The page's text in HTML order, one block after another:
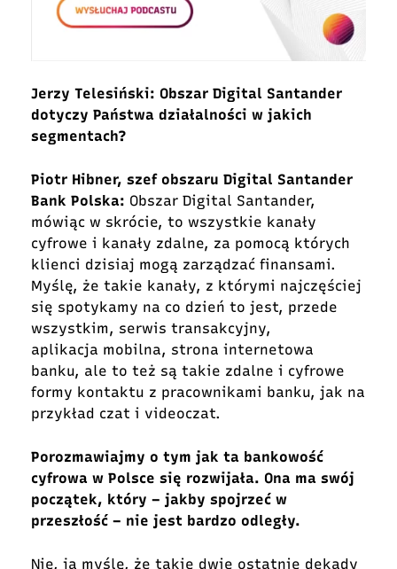
Jerzy Telesiński: Obszar Digital Santander
dotyczy Państwa działalności w jakich
segmentach?
Piotr Hibner, szef obszaru Digital Santander
Bank Polska: Obszar Digital Santander,
mówiąc w skrócie, to wszystkie kanały
cyfrowe i kanały zdalne, za pomocą których
klienci dzisiaj mogą zarządzać finansami.
Myślę, że takie kanały, z którymi najczęściej
się spotykamy na co dzień to jest, przede
wszystkim, serwis transakcyjny,
aplikacja mobilna, strona internetowa
banku, ale to też są takie zdalne i cyfrowe
formy kontaktu z pracownikami banku, jak na
przykład czat i videoczat.
Porozmawiajmy o tym jak ta bankowość
cyfrowa w Polsce się rozwijała. Ona ma swój
początek, który – jakby spojrzeć w
przeszłość – nie jest bardzo odległy.
Nie, ja myślę, że takie dwie ostatnie dekady